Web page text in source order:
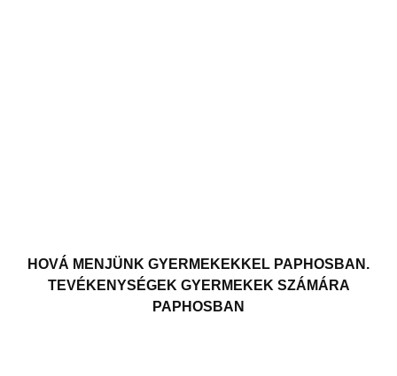
HOVÁ MENJÜNK GYERMEKEKKEL PAPHOSBAN.
TEVÉKENYSÉGEK GYERMEKEK SZÁMÁRA
PAPHOSBAN